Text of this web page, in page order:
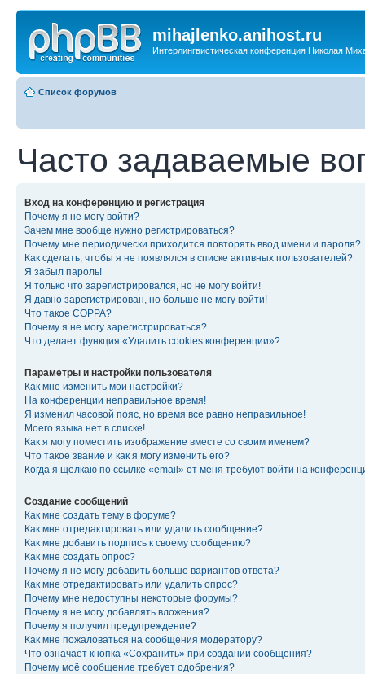
mihajlenko.anihost.ru
Интерлингвистическая конференция Николая
Список форумов
Часто задаваемые
Вход на конференцию и регистрация
Почему я не могу войти?
Зачем мне вообще нужно регистрироваться?
Почему мне периодически приходится повторять ввод имени и пароля?
Как сделать, чтобы я не появлялся в списке активных пользователей?
Я забыл пароль!
Я только что зарегистрировался, но не могу войти!
Я давно зарегистрирован, но больше не могу войти!
Что такое COPPA?
Почему я не могу зарегистрироваться?
Что делает функция «Удалить cookies конференции»?
Параметры и настройки пользователя
Как мне изменить мои настройки?
На конференции неправильное время!
Я изменил часовой пояс, но время все равно неправильное!
Моего языка нет в списке!
Как я могу поместить изображение вместе со своим именем?
Что такое звание и как я могу изменить его?
Когда я щёлкаю по ссылке «email» от меня требуют войти на
Создание сообщений
Как мне создать тему в форуме?
Как мне отредактировать или удалить сообщение?
Как мне добавить подпись к своему сообщению?
Как мне создать опрос?
Почему я не могу добавить больше вариантов ответа?
Как мне отредактировать или удалить опрос?
Почему мне недоступны некоторые форумы?
Почему я не могу добавлять вложения?
Почему я получил предупреждение?
Как мне пожаловаться на сообщения модератору?
Что означает кнопка «Сохранить» при создании сообщения?
Почему моё сообщение требует одобрения?